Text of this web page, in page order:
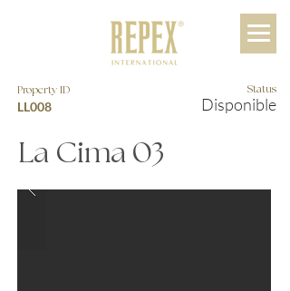
Disponible
LL008
Property ID Status
La Cima 03